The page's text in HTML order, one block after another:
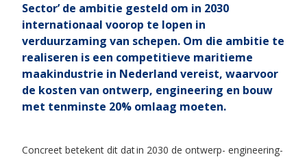
Sector’ de ambitie gesteld om in 2030
internationaal voorop te lopen in
verduurzaming van schepen. Om die ambitie te
realiseren is een competitieve maritieme
maakindustrie in Nederland vereist, waarvoor
de kosten van ontwerp, engineering en bouw
met tenminste 20% omlaag moeten.
Concreet betekent dit dat in 2030 de ontwerp- engineering-